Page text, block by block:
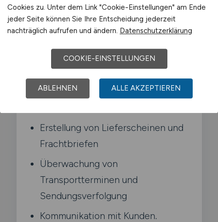
und bist Ansprechpartner für Kunden und
Transportdienstleister.
Typische Aufgaben in Mechernich
Bearbeitung und Dokumentation
Erstellung von Lieferscheinen und
Frachtbriefen
Überwachung von
Transportterminen und
Sendungsverfolgung
Kommunikation mit Kunden.
Cookies zu. Unter dem Link "Cookie-Einstellungen" am Ende
jeder Seite können Sie Ihre Entscheidung jederzeit
nachträglich aufrufen und ändern. Datenschutzerklärung
COOKIE-EINSTELLUNGEN
ABLEHNEN ALLE AKZEPTIEREN